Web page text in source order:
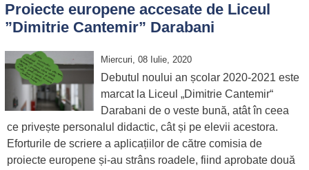
Proiecte europene accesate de Liceul
”Dimitrie Cantemir” Darabani
Miercuri, 08 Iulie, 2020
Debutul noului an școlar 2020-2021 este
marcat la Liceul „Dimitrie Cantemir“
Darabani de o veste bună, atât în ceea
ce privește personalul didactic, cât și pe elevii acestora.
Eforturile de scriere a aplicațiilor de către comisia de
proiecte europene și-au strâns roadele, fiind aprobate două